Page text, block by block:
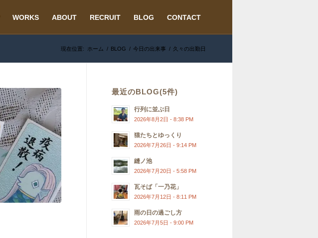
WORKS ABOUT RECRUIT BLOG CONTACT
現在位置: ホーム / BLOG / 今日の出来事 / 久々の出勤日
最近のBLOG(5件)
行列に並ぶ日
2026年8月2日 - 8:38 PM
猫たちとゆっくり
2026年7月26日 - 9:14 PM
縫ノ池
2026年7月20日 - 5:58 PM
瓦そば「一乃花」
2026年7月12日 - 8:11 PM
雨の日の過ごし方
2026年7月5日 - 9:00 PM